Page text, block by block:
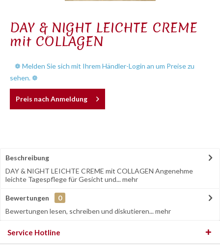
DAY & NIGHT LEICHTE CREME
mit COLLAGEN
❁ Melden Sie sich mit Ihrem Händler-Login an um Preise zu
sehen. ❁
Preis nach Anmeldung
Beschreibung
DAY & NIGHT LEICHTE CREME mit COLLAGEN Angenehme
leichte Tagespflege für Gesicht und...mehr
Bewertungen
0
Bewertungen lesen, schreiben und diskutieren...mehr
Service Hotline